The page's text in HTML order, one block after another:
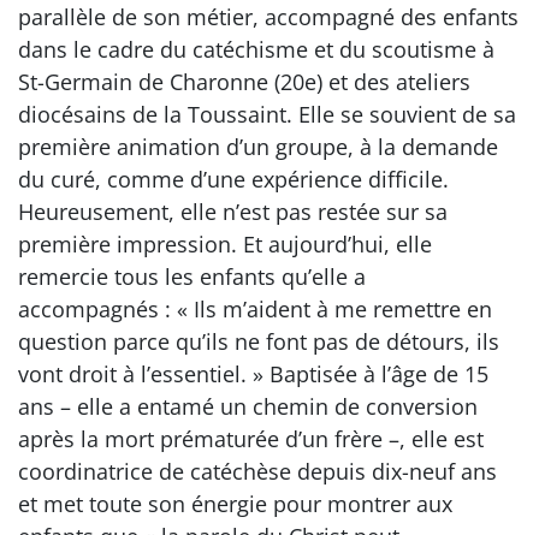
parallèle de son métier, accompagné des enfants
dans le cadre du catéchisme et du scoutisme à
St-Germain de Charonne (20e) et des ateliers
diocésains de la Toussaint. Elle se souvient de sa
première animation d’un groupe, à la demande
du curé, comme d’une expérience difficile.
Heureusement, elle n’est pas restée sur sa
première impression. Et aujourd’hui, elle
remercie tous les enfants qu’elle a
accompagnés : « Ils m’aident à me remettre en
question parce qu’ils ne font pas de détours, ils
vont droit à l’essentiel. » Baptisée à l’âge de 15
ans – elle a entamé un chemin de conversion
après la mort prématurée d’un frère –, elle est
coordinatrice de catéchèse depuis dix-neuf ans
et met toute son énergie pour montrer aux